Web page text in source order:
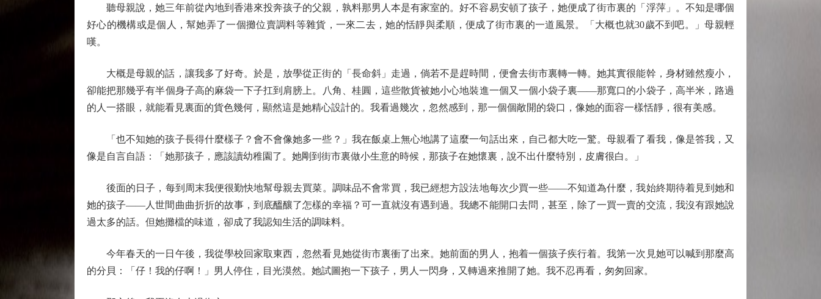
聽母親說，她三年前從內地到香港來投奔孩子的父親，孰料那男人本是有家室的。好不容易安頓了孩子，她便成了街市裏的「浮萍」。不知是哪個
好心的機構或是個人，幫她弄了一個攤位賣調料等雜貨，一來二去，她的恬靜與柔順，便成了街市裏的一道風景。「大概也就30歲不到吧。」母親輕
嘆。
大概是母親的話，讓我多了好奇。於是，放學從正街的「長命斜」走過，倘若不是趕時間，便會去街市裏轉一轉。她其實很能幹，身材雖然瘦小，
卻能把那幾乎有半個身子高的麻袋一下子扛到肩膀上。八角、桂圓，這些散貨被她小心地裝進一個又一個小袋子裏——那寬口的小袋子，高半米，路過
的人一搭眼，就能看見裏面的貨色幾何，顯然這是她精心設計的。我看過幾次，忽然感到，那一個個敞開的袋口，像她的面容一樣恬靜，很有美感。
「也不知她的孩子長得什麼樣子？會不會像她多一些？」我在飯桌上無心地講了這麼一句話出來，自己都大吃一驚。母親看了看我，像是答我，又
像是自言自語：「她那孩子，應該讀幼稚園了。她剛到街市裏做小生意的時候，那孩子在她懷裏，說不出什麼特別，皮膚很白。」
後面的日子，每到周末我便很勤快地幫母親去買菜。調味品不會常買，我已經想方設法地每次少買一些——不知道為什麼，我始終期待着見到她和
她的孩子——人世間曲曲折折的故事，到底醞釀了怎樣的幸福？可一直就沒有遇到過。我總不能開口去問，甚至，除了一買一賣的交流，我沒有跟她說
過太多的話。但她攤檔的味道，卻成了我認知生活的調味料。
今年春天的一日午後，我從學校回家取東西，忽然看見她從街市裏衝了出來。她前面的男人，抱着一個孩子疾行着。我第一次見她可以喊到那麼高
的分貝：「仔！我的仔啊！」男人停住，目光漠然。她試圖抱一下孩子，男人一閃身，又轉過來推開了她。我不忍再看，匆匆回家。